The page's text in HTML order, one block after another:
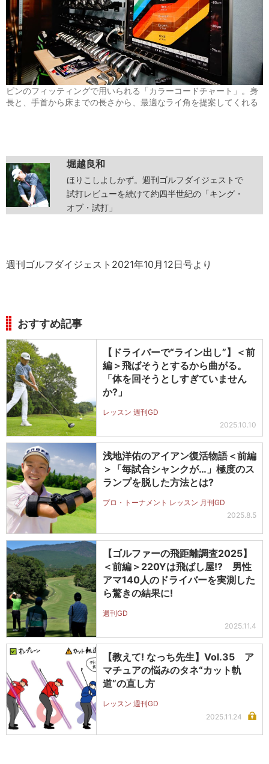
ピンのフィッティングで用いられる「カラーコードチャート」。身
長と、手首から床までの長さから、最適なライ角を提案してくれる
堀越良和
ほりこしよしかず。週刊ゴルフダイジェストで
試打レビューを続けて約四半世紀の「キング・
オブ・試打」
週刊ゴルフダイジェスト2021年10月12日号より
おすすめ記事
【ドライバーで“ライン出し”】＜前
編＞飛ばそうとするから曲がる。
「体を回そうとしすぎていません
か?」
レッスン 週刊GD
2025.10.10
浅地洋佑のアイアン復活物語＜前編
＞「毎試合シャンクが…」極度のス
ランプを脱した方法とは?
プロ・トーナメント レッスン 月刊GD
2025.8.5
【ゴルファーの飛距離調査2025】
＜前編＞220Yは飛ばし屋!? 男性
アマ140人のドライバーを実測した
ら驚きの結果に!
週刊GD
2025.11.4
【教えて! なっち先生】Vol.35 ア
マチュアの悩みのタネ“カット軌
道”の直し方
レッスン 週刊GD
2025.11.24